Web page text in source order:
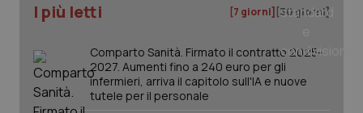
I più letti [7 giorni] [30 giorni]
Comparto Sanità. Firmato il contratto 2025-
2027. Aumenti fino a 240 euro per gli
infermieri, arriva il capitolo sull'IA e nuove
tutele per il personale
tracking-enable
tracking-sites-ironfish-
session-id